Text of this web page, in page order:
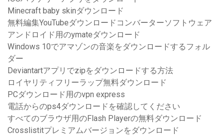
Minecraft baby skinダウンロード
無料編集YouTubeダウンロードコンバーターソフトウェア
アンドロイド用のymateダウンロード
Windows 10でアマゾンの音楽をダウンロードするフォル
ダー
Deviantartアプリでzipをダウンロードする方法
ロイヤリティフリーラップ無料ダウンロード
PCダウンロード用のvpn express
電話からのps4ダウンロードを確認してください
すべてのブラウザ用のFlash Playerの無料ダウンロード
Crosslistitプレミアムバージョンをダウンロード